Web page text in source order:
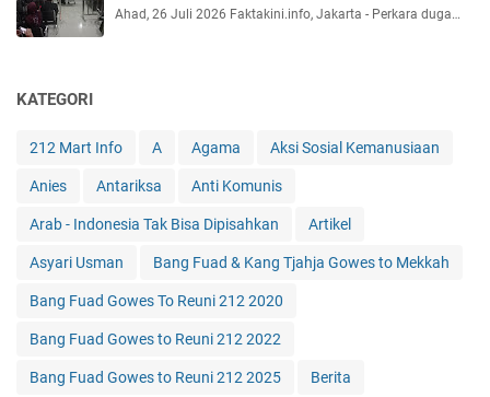
Ahad, 26 Juli 2026 Faktakini.info, Jakarta - Perkara duga…
KATEGORI
212 Mart Info A Agama Aksi Sosial Kemanusiaan
Anies Antariksa Anti Komunis
Arab - Indonesia Tak Bisa Dipisahkan Artikel
Asyari Usman Bang Fuad & Kang Tjahja Gowes to Mekkah
Bang Fuad Gowes To Reuni 212 2020
Bang Fuad Gowes to Reuni 212 2022
Bang Fuad Gowes to Reuni 212 2025 Berita